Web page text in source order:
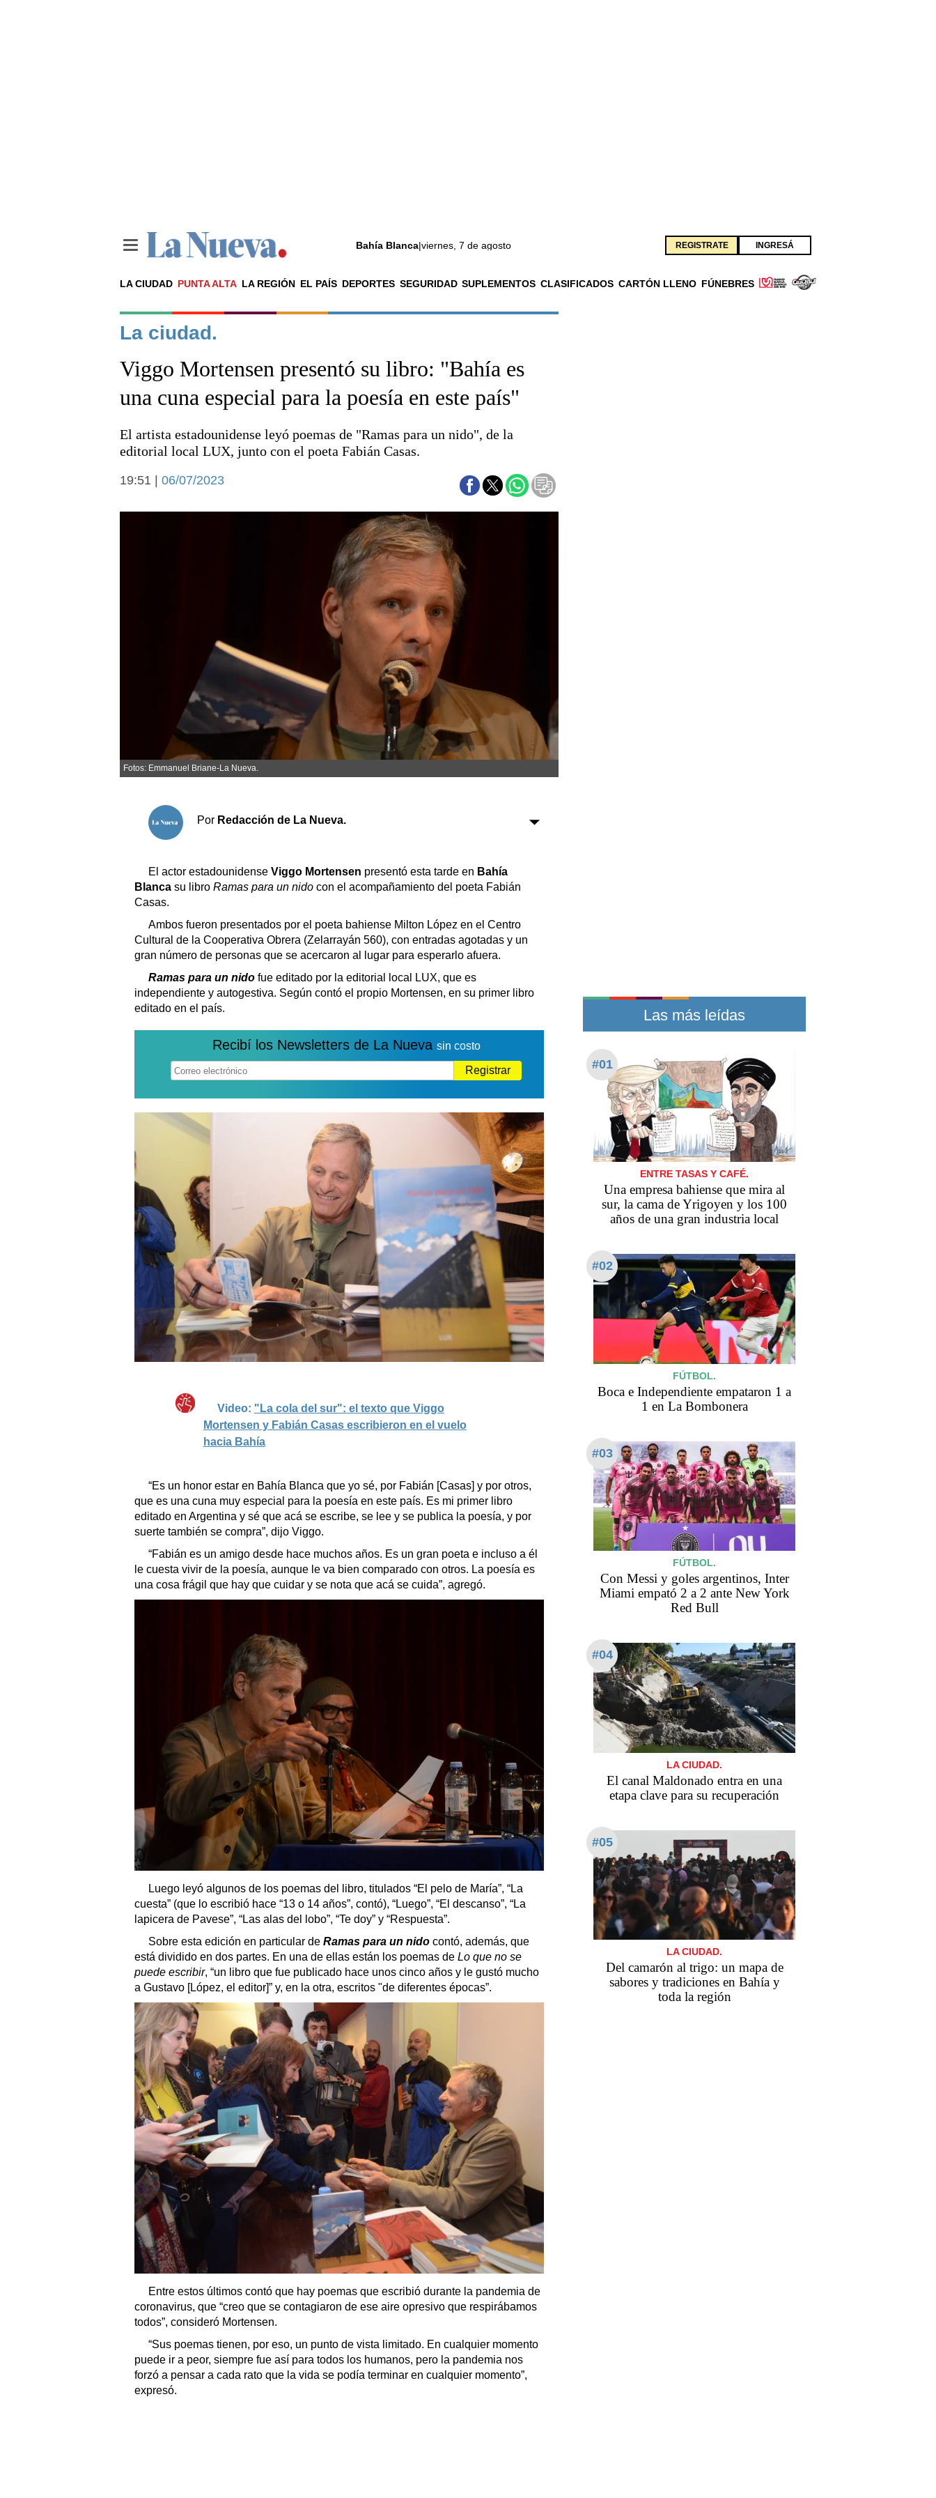
Bahía Blanca|viernes, 7 de agosto REGISTRATE INGRESÁ
LA CIUDAD PUNTA ALTA LA REGIÓN EL PAÍS DEPORTES SEGURIDAD SUPLEMENTOS CLASIFICADOS CARTÓN LLENO FÚNEBRES
Noticias
La ciudad
El país
Seguridad
Deportes
Escenario Olímpico
Aplausos
Cines
Economía y finanzas
Con el campo
Espacio empresas
Sociedad
Tecnología
Turismo
Salud
Es viral
Cartón Lleno
Fúnebres
Horóscopo
Suplementos
Transportes
Loterías
Fúnebres
Edictos
Teléfonos de urgencia
La ciudad.
Viggo Mortensen presentó su libro: "Bahía es
una cuna especial para la poesía en este país"
El artista estadounidense leyó poemas de "Ramas para un nido", de la
editorial local LUX, junto con el poeta Fabián Casas.
19:51 | 06/07/2023
Fotos: Emmanuel Briane-La Nueva.
Por Redacción de La Nueva.
El actor estadounidense Viggo Mortensen presentó esta tarde en Bahía
Blanca su libro Ramas para un nido con el acompañamiento del poeta Fabián
Casas.
Ambos fueron presentados por el poeta bahiense Milton López en el Centro
Cultural de la Cooperativa Obrera (Zelarrayán 560), con entradas agotadas y un
gran número de personas que se acercaron al lugar para esperarlo afuera.
Ramas para un nido fue editado por la editorial local LUX, que es
independiente y autogestiva. Según contó el propio Mortensen, en su primer libro
editado en el país.
Recibí los Newsletters de La Nueva sin costo
Registrar
Video: "La cola del sur": el texto que Viggo
Mortensen y Fabián Casas escribieron en el vuelo
hacia Bahía
“Es un honor estar en Bahía Blanca que yo sé, por Fabián [Casas] y por otros,
que es una cuna muy especial para la poesía en este país. Es mi primer libro
editado en Argentina y sé que acá se escribe, se lee y se publica la poesía, y por
suerte también se compra”, dijo Viggo.
“Fabián es un amigo desde hace muchos años. Es un gran poeta e incluso a él
le cuesta vivir de la poesía, aunque le va bien comparado con otros. La poesía es
una cosa frágil que hay que cuidar y se nota que acá se cuida”, agregó.
Luego leyó algunos de los poemas del libro, titulados “El pelo de María”, “La
cuesta” (que lo escribió hace “13 o 14 años”, contó), “Luego”, “El descanso”, “La
lapicera de Pavese”, “Las alas del lobo”, “Te doy” y “Respuesta”.
Sobre esta edición en particular de Ramas para un nido contó, además, que
está dividido en dos partes. En una de ellas están los poemas de Lo que no se
puede escribir, “un libro que fue publicado hace unos cinco años y le gustó mucho
a Gustavo [López, el editor]” y, en la otra, escritos "de diferentes épocas”.
Entre estos últimos contó que hay poemas que escribió durante la pandemia de
coronavirus, que “creo que se contagiaron de ese aire opresivo que respirábamos
todos”, consideró Mortensen.
“Sus poemas tienen, por eso, un punto de vista limitado. En cualquier momento
puede ir a peor, siempre fue así para todos los humanos, pero la pandemia nos
forzó a pensar a cada rato que la vida se podía terminar en cualquier momento”,
expresó.
Las más leídas
#01
ENTRE TASAS Y CAFÉ.
Una empresa bahiense que mira al
sur, la cama de Yrigoyen y los 100
años de una gran industria local
#02
FÚTBOL.
Boca e Independiente empataron 1 a
1 en La Bombonera
#03
FÚTBOL.
Con Messi y goles argentinos, Inter
Miami empató 2 a 2 ante New York
Red Bull
#04
LA CIUDAD.
El canal Maldonado entra en una
etapa clave para su recuperación
#05
LA CIUDAD.
Del camarón al trigo: un mapa de
sabores y tradiciones en Bahía y
toda la región